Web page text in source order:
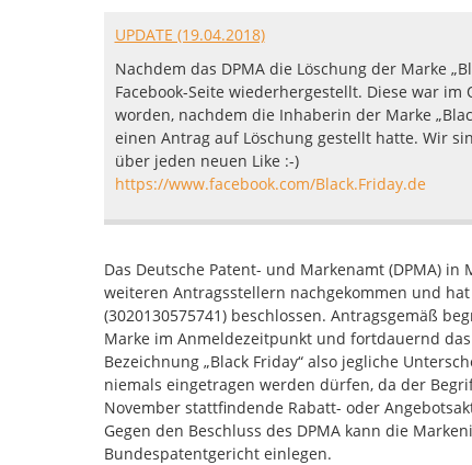
UPDATE (19.04.2018)
Nachdem das DPMA die Löschung der Marke
Facebook-Seite wiederhergestellt. Diese war
worden, nachdem die Inhaberin der Marke
einen Antrag auf Löschung gestellt hatte. Wir
über jeden neuen Like :-)
https://www.facebook.com/Black.Friday.de
Das Deutsche Patent- und Markenamt (DPMA)
weiteren Antragsstellern nachgekommen und
(3020130575741) beschlossen. Antragsgemäß
Marke im Anmeldezeitpunkt und fortdauernd
Bezeichnung „Black Friday“ also jegliche
niemals eingetragen werden dürfen, da der
November stattfindende Rabatt- oder
Gegen den Beschluss des DPMA kann die
Bundespatentgericht einlegen.